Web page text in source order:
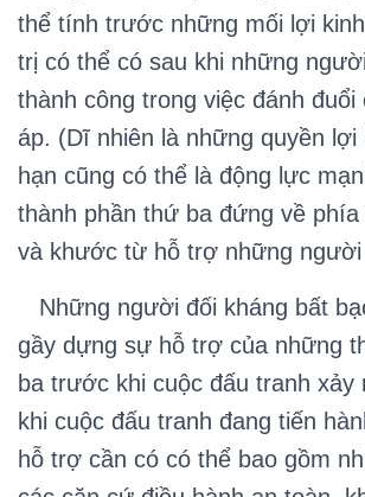
thể tính trước những mối lợi
trị có thể có sau khi những
thành công trong việc đánh đuổi
áp. (Dĩ nhiên là những quyền lợi
hạn cũng có thể là động lực
thành phần thứ ba đứng về
và khước từ hỗ trợ những người
Những người đối kháng bất
gầy dựng sự hỗ trợ của những
ba trước khi cuộc đấu tranh xảy
khi cuộc đấu tranh đang tiến
hỗ trợ cần có có thể bao gồm